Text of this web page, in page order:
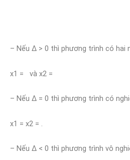
– Nếu ∆ > 0 thì phương trình có hai
x1 = và x2 =
– Nếu ∆ = 0 thì phương trình có
x1 = x2 = .
– Nếu ∆ < 0 thì phương trình vô